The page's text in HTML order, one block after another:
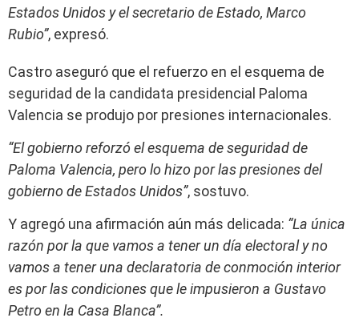
Estados Unidos y el secretario de Estado, Marco
Rubio”, expresó.
Castro aseguró que el refuerzo en el esquema de
seguridad de la candidata presidencial Paloma
Valencia se produjo por presiones internacionales.
“El gobierno reforzó el esquema de seguridad de
Paloma Valencia, pero lo hizo por las presiones del
gobierno de Estados Unidos”, sostuvo.
Y agregó una afirmación aún más delicada: “La única
razón por la que vamos a tener un día electoral y no
vamos a tener una declaratoria de conmoción interior
es por las condiciones que le impusieron a Gustavo
Petro en la Casa Blanca”.